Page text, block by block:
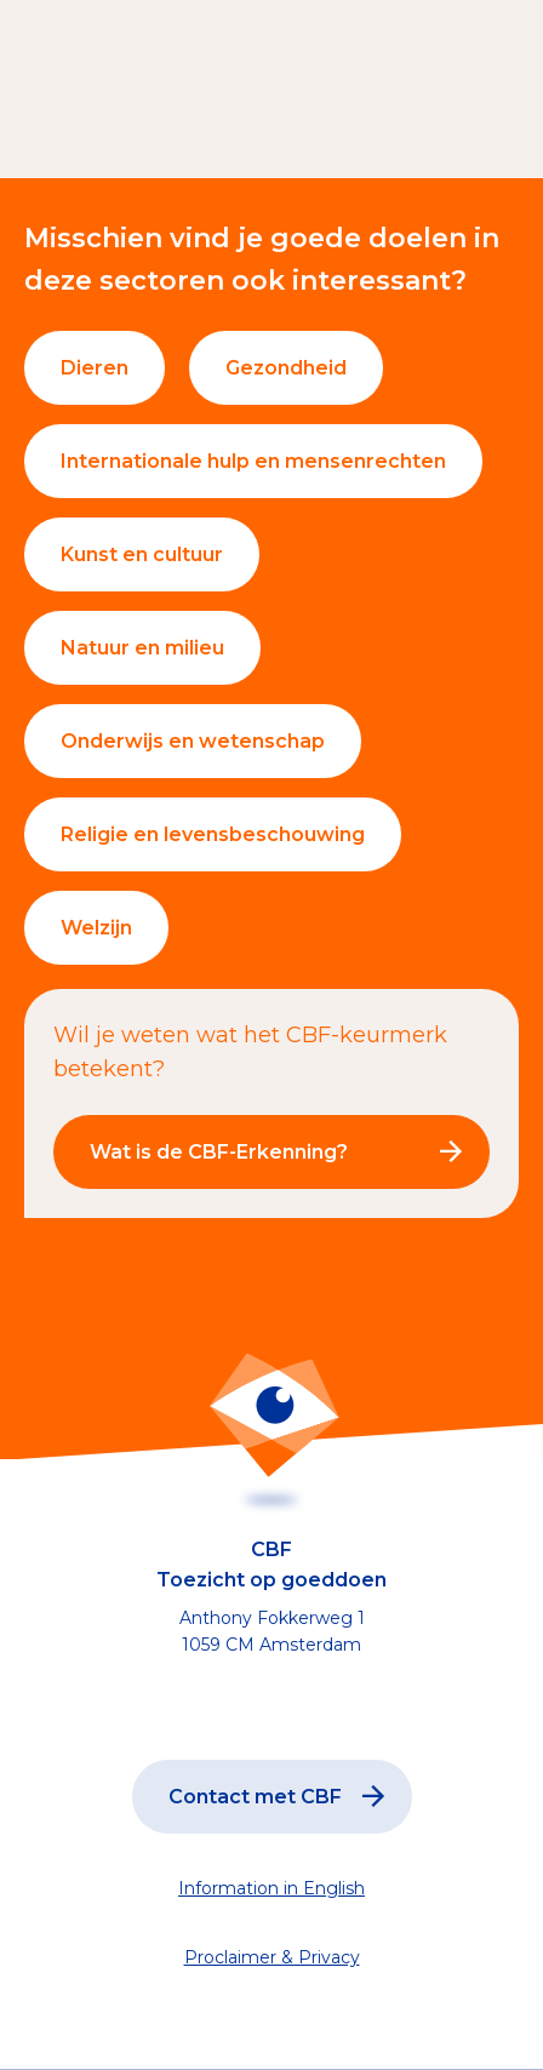
Giften en donaties 100%
Misschien vind je goede doelen in
deze sectoren ook interessant?
Dieren Gezondheid
Internationale hulp en mensenrechten
Kunst en cultuur
Natuur en milieu
Onderwijs en wetenschap
Religie en levensbeschouwing
Welzijn
Wil je weten wat het CBF-keurmerk
betekent?
Wat is de CBF-Erkenning?
CBF
Toezicht op goeddoen
Anthony Fokkerweg 1
1059 CM Amsterdam
Contact met CBF
Information in English
Proclaimer & Privacy